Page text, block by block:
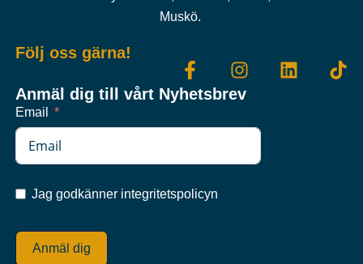
Muskö.
Följ oss gärna!
Anmäl dig till vårt Nyhetsbrev
Email
Jag godkänner integritetspolicyn
Anmäl dig